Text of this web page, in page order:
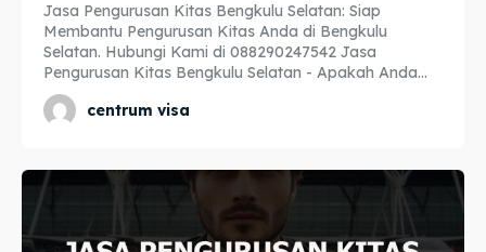
Cari
Cari
Jasa Pengurusan Kitas Bengkulu Selatan: Siap
Membantu Pengurusan Kitas Anda di Bengkulu
Selatan. Hubungi Kami di 088290247542 Jasa
Pengurusan Kitas Bengkulu Selatan - Apakah Anda...
centrum visa